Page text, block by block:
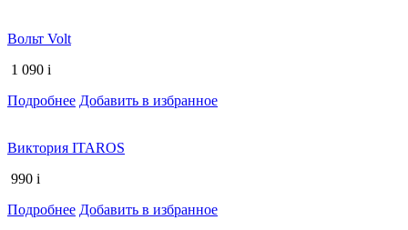
Вольт Volt
1 090 i
Подробнее Добавить в избранное
Виктория ITAROS
990 i
Подробнее Добавить в избранное